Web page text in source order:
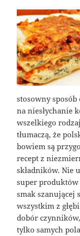
stosowny sposób
na niesłychanie
wszelkiego
tłumaczą, że
bowiem są
recept z
składników. Nie
super
smak szanującej
wszystkim z
dobór
tylko samych